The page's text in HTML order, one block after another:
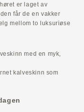
er laget av
får de en vakker
mellom to luksuriøse
med en myk,
kalveskinn som